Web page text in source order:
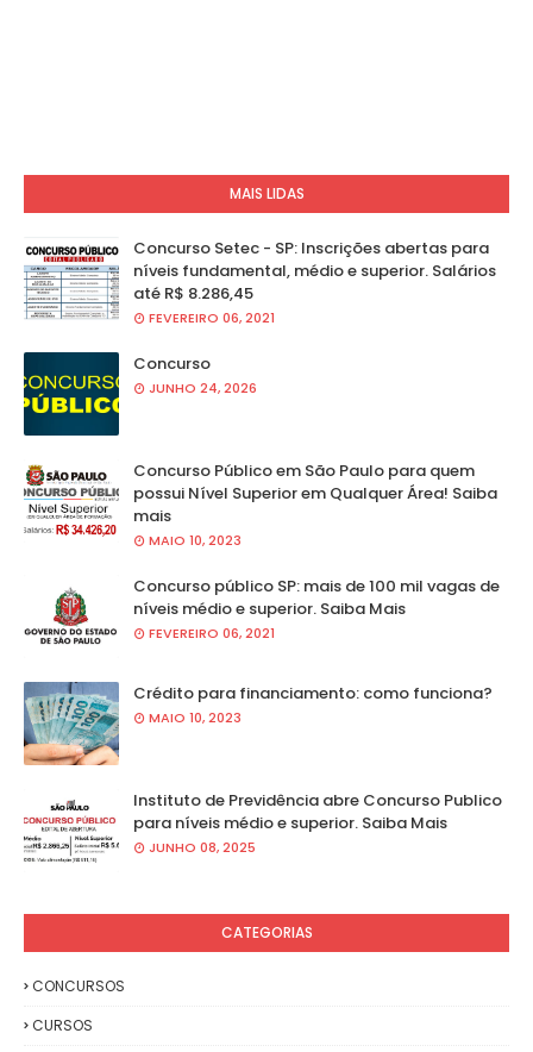
MAIS LIDAS
Concurso Setec - SP: Inscrições abertas para
níveis fundamental, médio e superior. Salários
até R$ 8.286,45
FEVEREIRO 06, 2021
Concurso
JUNHO 24, 2026
Concurso Público em São Paulo para quem
possui Nível Superior em Qualquer Área! Saiba
mais
MAIO 10, 2023
Concurso público SP: mais de 100 mil vagas de
níveis médio e superior. Saiba Mais
FEVEREIRO 06, 2021
Crédito para financiamento: como funciona?
MAIO 10, 2023
Instituto de Previdência abre Concurso Publico
para níveis médio e superior. Saiba Mais
JUNHO 08, 2025
CATEGORIAS
CONCURSOS
CURSOS